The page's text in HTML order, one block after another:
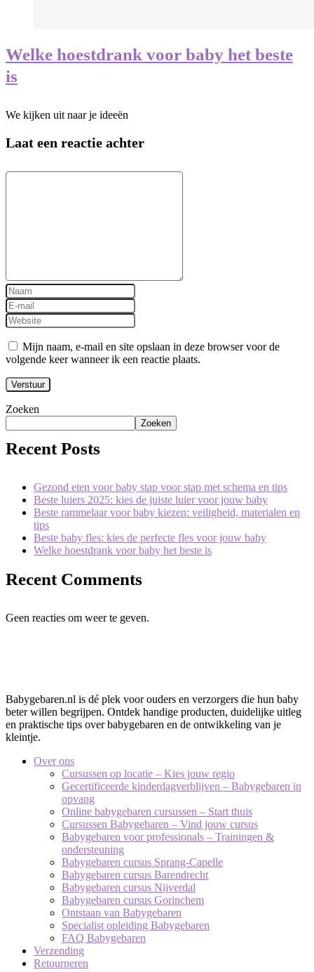
Welke hoestdrank voor baby het beste
is
We kijken uit naar je ideeën
Laat een reactie achter
Mijn naam, e-mail en site opslaan in deze browser voor de
volgende keer wanneer ik een reactie plaats.
Zoeken
Zoeken
Recent Posts
Gezond eten voor baby stap voor stap met schema en tips
Beste luiers 2025: kies de juiste luier voor jouw baby
Beste rammelaar voor baby kiezen: veiligheid, materialen en
tips
Beste baby fles: kies de perfecte fles voor jouw baby
Welke hoestdrank voor baby het beste is
Recent Comments
Geen reacties om weer te geven.
Babygebaren.nl is dé plek voor ouders en verzorgers die hun baby
beter willen begrijpen. Ontdek handige producten, duidelijke uitleg
en praktische tips over babygebaren en de ontwikkeling van je
kleintje.
Over ons
Cursussen op locatie – Kies jouw regio
Gecertificeerde kinderdagverblijven – Babygebaren in
opvang
Online babygebaren cursussen – Start thuis
Cursussen Babygebaren – Vind jouw cursus
Babygebaren voor professionals – Trainingen &
ondersteuning
Babygebaren cursus Sprang-Capelle
Babygebaren cursus Barendrecht
Babygebaren cursus Nijverdal
Babygebaren cursus Gorinchem
Ontstaan van Babygebaren
Specialist opleiding Babygebaren
FAQ Babygebaren
Verzending
Retourneren